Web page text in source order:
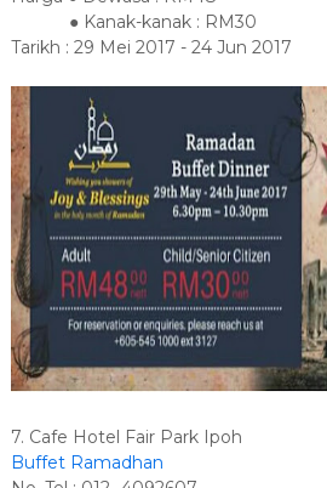
● Kanak-kanak : RM30
Tarikh : 29 Mei 2017 - 24 Jun 2017
7. Cafe Hotel Fair Park Ipoh
Buffet Ramadhan